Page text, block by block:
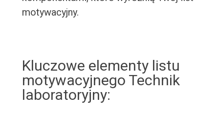
motywacyjny.
Kluczowe elementy listu
motywacyjnego Technik
laboratoryjny: